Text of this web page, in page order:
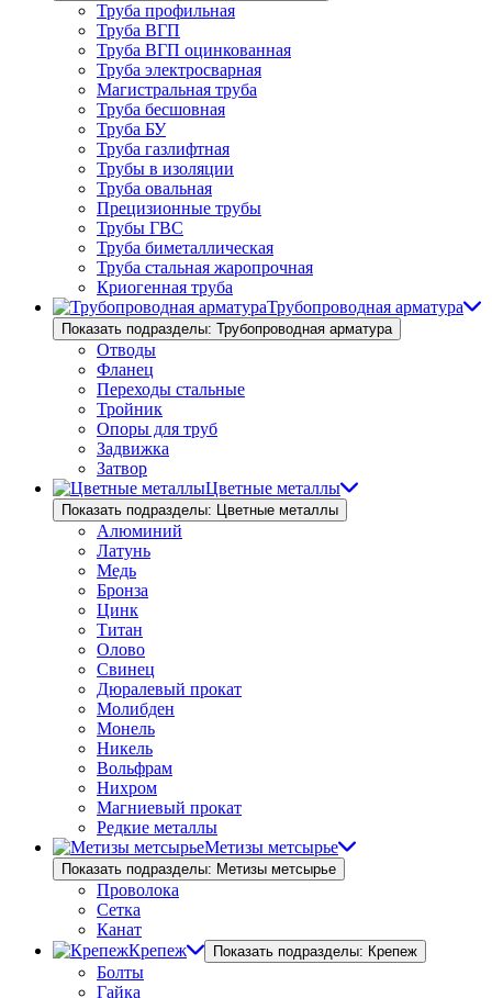
Труба профильная
Труба ВГП
Труба ВГП оцинкованная
Труба электросварная
Магистральная труба
Труба бесшовная
Труба БУ
Труба газлифтная
Трубы в изоляции
Труба овальная
Прецизионные трубы
Трубы ГВС
Труба биметаллическая
Труба стальная жаропрочная
Криогенная труба
Трубопроводная арматура
Показать подразделы: Трубопроводная арматура
Отводы
Фланец
Переходы стальные
Тройник
Опоры для труб
Задвижка
Затвор
Цветные металлы
Показать подразделы: Цветные металлы
Алюминий
Латунь
Медь
Бронза
Цинк
Титан
Олово
Свинец
Дюралевый прокат
Молибден
Монель
Никель
Вольфрам
Нихром
Магниевый прокат
Редкие металлы
Метизы метсырье
Показать подразделы: Метизы метсырье
Проволока
Сетка
Канат
Крепеж
Показать подразделы: Крепеж
Болты
Гайка